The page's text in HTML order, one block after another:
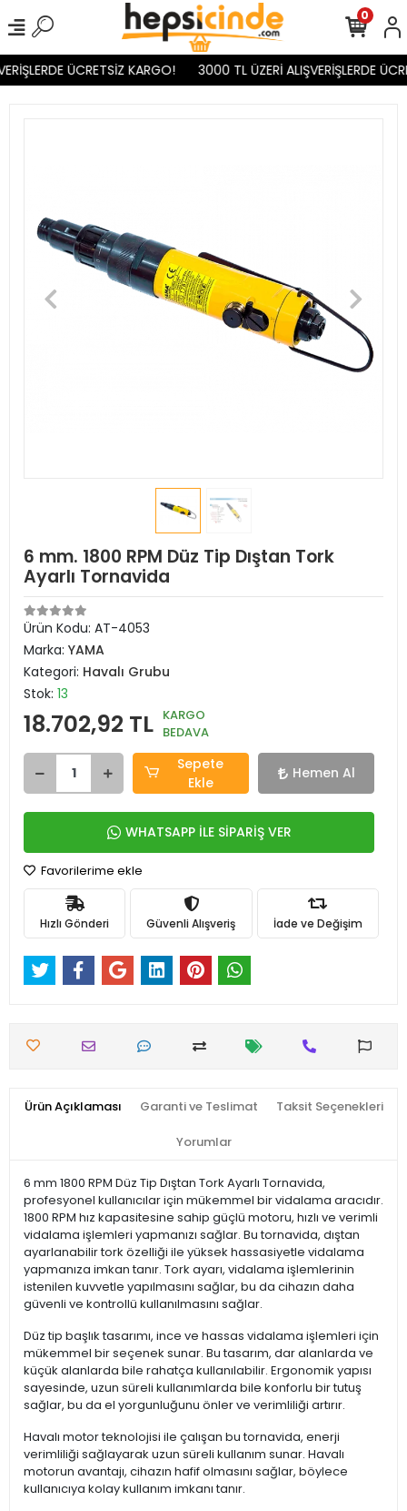
ÜCRETSİZ KARGO! 3000 TL ÜZERİ ALIŞVERİŞLERDE
0
6 mm. 1800 RPM Düz Tip Dıştan Tork
Ayarlı Tornavida
Ürün Kodu: AT-4053
Marka: YAMA
Kategori: Havalı Grubu
Stok: 13
18.702,92 TL KARGO
BEDAVA
Sepete
Ekle
Hemen Al
WHATSAPP İLE SİPARİŞ VER
Favorilerime ekle
Hızlı Gönderi Güvenli Alışveriş İade ve Değişim
Ürün Açıklaması Garanti ve Teslimat Taksit Seçenekleri
Yorumlar
6 mm 1800 RPM Düz Tip Dıştan Tork Ayarlı Tornavida,
profesyonel kullanıcılar için mükemmel bir vidalama aracıdır.
1800 RPM hız kapasitesine sahip güçlü motoru, hızlı ve verimli
vidalama işlemleri yapmanızı sağlar. Bu tornavida, dıştan
ayarlanabilir tork özelliği ile yüksek hassasiyetle vidalama
yapmanıza imkan tanır. Tork ayarı, vidalama işlemlerinin
istenilen kuvvetle yapılmasını sağlar, bu da cihazın daha
güvenli ve kontrollü kullanılmasını sağlar.
Düz tip başlık tasarımı, ince ve hassas vidalama işlemleri için
mükemmel bir seçenek sunar. Bu tasarım, dar alanlarda ve
küçük alanlarda bile rahatça kullanılabilir. Ergonomik yapısı
sayesinde, uzun süreli kullanımlarda bile konforlu bir tutuş
sağlar, bu da el yorgunluğunu önler ve verimliliği artırır.
Havalı motor teknolojisi ile çalışan bu tornavida, enerji
verimliliği sağlayarak uzun süreli kullanım sunar. Havalı
motorun avantajı, cihazın hafif olmasını sağlar, böylece
kullanıcıya kolay kullanım imkanı tanır.